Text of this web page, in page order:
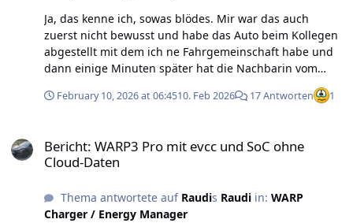
Ja, das kenne ich, sowas blödes. Mir war das auch
zuerst nicht bewusst und habe das Auto beim Kollegen
abgestellt mit dem ich ne Fahrgemeinschaft habe und
dann einige Minuten später hat die Nachbarin vom
Kollegen angerufen, dass da permanent der Alarm los
geht. Man kann das Auto dann ja aus der Ferne öffnen,
das ganze geht von vorn los. Also mussten wir
umkehren...
February 10, 2026 at 06:4510. Feb 2026 17 Antworten 1
Bericht: WARP3 Pro mit evcc und SoC ohne
Cloud-Daten
Thema antwortete auf Raudis Raudiin: WARP
Charger / Energy Manager